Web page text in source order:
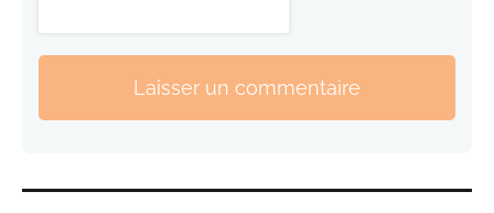
Laisser un commentaire